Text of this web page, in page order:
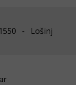
- Lošinj